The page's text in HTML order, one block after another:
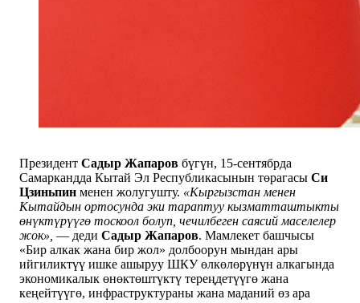
Президент Садыр Жапаров бүгүн, 15-сентябрда
Самаркандда Кытай Эл Республикасынын төрагасы Си
Цзиньпин менен жолугушту. «Кыргызстан менен
Кытайдын ортосунда эки тараптуу кызматташтыкты
өнүктүрүүгө тоскоол болуп, чечилбеген саясий маселелер
жок», — деди Садыр Жапаров. Мамлекет башчысы
«Бир алкак жана бир жол» долбоорун мындан ары
ийгиликтүү ишке ашыруу ШКУ өлкөлөрүнүн алкагында
экономикалык өнөктөштүктү тереңдетүүгө жана
кеңейтүүгө, инфраструктураны жана маданий өз ара